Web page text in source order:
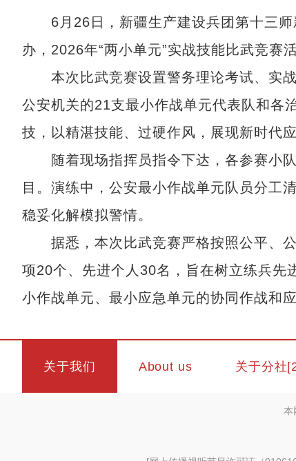
6月26日，新疆生产建设兵团第十三师
办，2026年“两小单元”实战技能比武竞赛活
本次比武竞赛设置警务理论考试、实战
公安机关的21支最小作战单元代表队和各
技，以精湛技能、过硬作风，展现新时代
随着现场指挥员指令下达，各参赛小队
目。演练中，公安最小作战单元队员分工
稳妥化解模拟警情。
据悉，本次比武竞赛严格按照公平、公
项20个、先进个人30名，旨在树立练兵先
小作战单元、最小应急单元的协同作战和
关于我们 About us 关于分社
本